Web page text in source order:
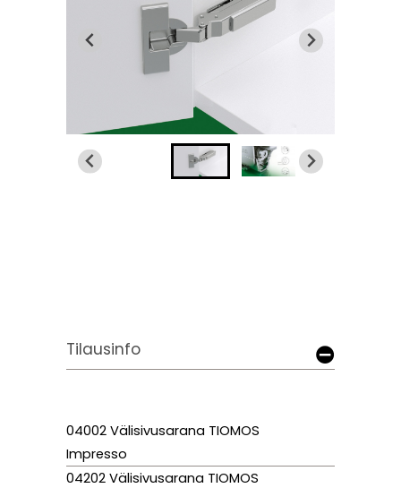
Tilausinfo
04002 Välisivusarana TIOMOS
Impresso
04202 Välisivusarana TIOMOS